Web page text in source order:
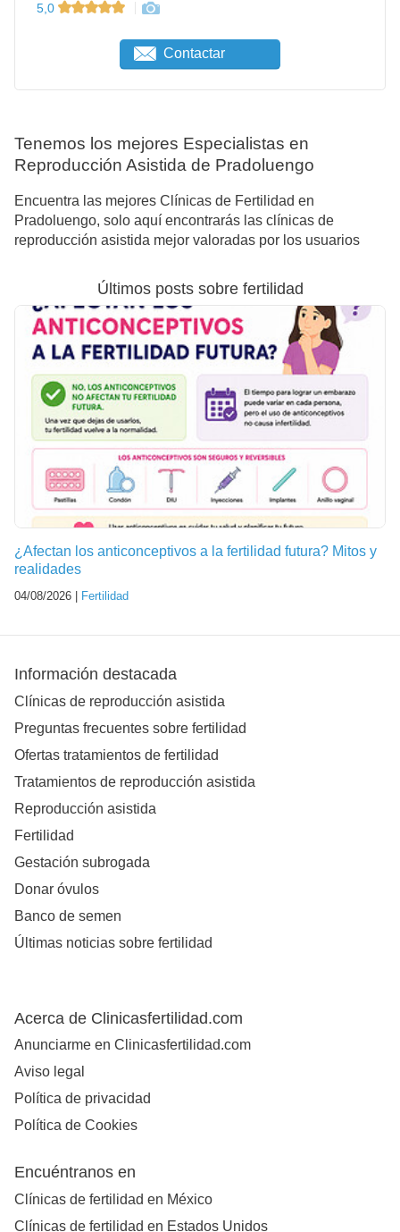
5,0
Contactar
Tenemos los mejores Especialistas en
Reproducción Asistida de Pradoluengo
Encuentra las mejores Clínicas de Fertilidad en
Pradoluengo, solo aquí encontrarás las clínicas de
reproducción asistida mejor valoradas por los usuarios
Últimos posts sobre fertilidad
¿Afectan los anticonceptivos a la fertilidad futura? Mitos y
realidades
04/08/2026 | Fertilidad
Información destacada
Clínicas de reproducción asistida
Preguntas frecuentes sobre fertilidad
Ofertas tratamientos de fertilidad
Tratamientos de reproducción asistida
Reproducción asistida
Fertilidad
Gestación subrogada
Donar óvulos
Banco de semen
Últimas noticias sobre fertilidad
Acerca de Clinicasfertilidad.com
Anunciarme en Clinicasfertilidad.com
Aviso legal
Política de privacidad
Política de Cookies
Encuéntranos en
Clínicas de fertilidad en México
Clínicas de fertilidad en Estados Unidos